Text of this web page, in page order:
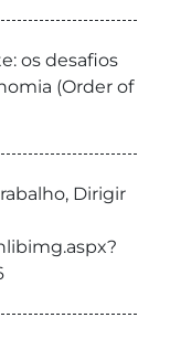
os desafios
(Order of
Dirigir